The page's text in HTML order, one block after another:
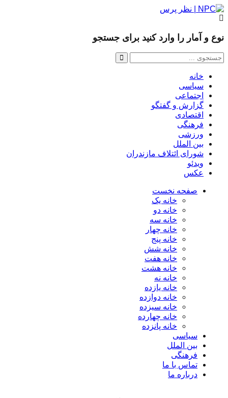
و آمار را وارد کنید برای جستجو
خانه
سیاسی
اجتماعی
گزارش و گفتگو
اقتصادی
فرهنگی
ورزشی
بین الملل
شورای ائتلاف مازندران
ویدئو
عکس
صفحه نخست
خانه یک
خانه دو
خانه سه
خانه چهار
خانه پنج
خانه شش
خانه هفت
خانه هشت
خانه نه
خانه یازده
خانه دوازده
خانه سیزده
خانه چهارده
خانه پانزده
سیاسی
بین الملل
فرهنگی
تماس با ما
درباره ما